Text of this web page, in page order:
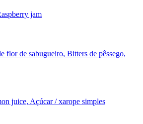
jam
de sabugueiro, Bitters de pêssego,
juice, Açúcar / xarope simples